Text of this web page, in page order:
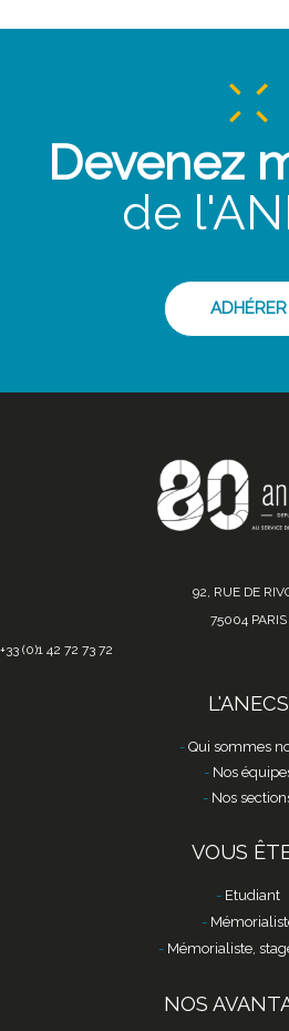
Devenez
de
ADHÉRER
92, RUE DE
75004 PARIS
+33 (0)1 42 72 73 72
L'ANECS
Qui sommes
Nos
Nos
VOUS
Etudiant
Mémorialiste,
NOS